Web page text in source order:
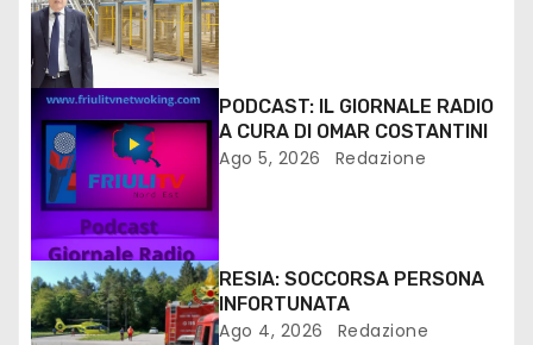
PODCAST: IL GIORNALE RADIO
A CURA DI OMAR COSTANTINI
Ago 5, 2026 Redazione
RESIA: SOCCORSA PERSONA
INFORTUNATA
Ago 4, 2026 Redazione